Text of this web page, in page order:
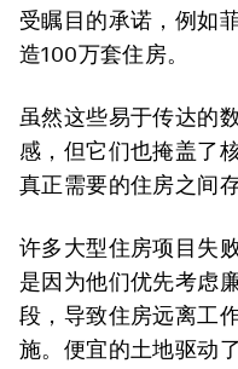
受瞩目的承诺，例如
造100万套住房。
虽然这些易于传达的
感，但它们也掩盖了
真正需要的住房之间
许多大型住房项目失
是因为他们优先考虑
段，导致住房远离工
施。便宜的土地驱动